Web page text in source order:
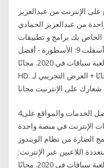
الإنترنت من عبدالعزيز
من عبدالعزيز الحمادي
الخاص بك برامج و تطبيقات
ساحة المعركة متعددة اللاعبين عبر الإنترنت; أسفلت 9: الأسطورة - أفضل
لعبة سباقات في 2020. مجانًا + Roblox. مجانًا + Chicken Invaders 4
HD. مجانًا + العرض التجريبي لـ Forza Horizon 4 Logaster™ - صانع
على الإنترنيت مجانا
4‏‏/6‏‏/1442 بعد الهجرة أكبر دليل عربي لأفضل الخدمات والمواقع على
الإنترنت في منصة واحدة
الضارة من نظام الويندوز
اللاعبين عبر الإنترنت;
أسفلت 9: الأسطورة - أفضل لعبة سباقات في 2020. مجانًا + Roblox.